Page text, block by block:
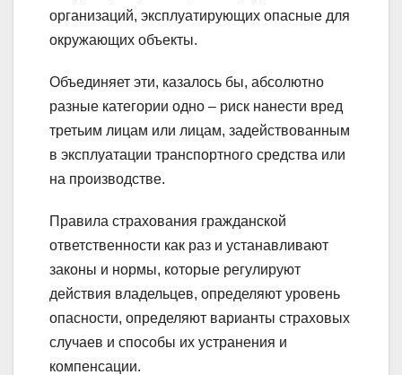
организаций, эксплуатирующих опасные для
окружающих объекты.
Объединяет эти, казалось бы, абсолютно
разные категории одно – риск нанести вред
третьим лицам или лицам, задействованным
в эксплуатации транспортного средства или
на производстве.
Правила страхования гражданской
ответственности как раз и устанавливают
законы и нормы, которые регулируют
действия владельцев, определяют уровень
опасности, определяют варианты страховых
случаев и способы их устранения и
компенсации.